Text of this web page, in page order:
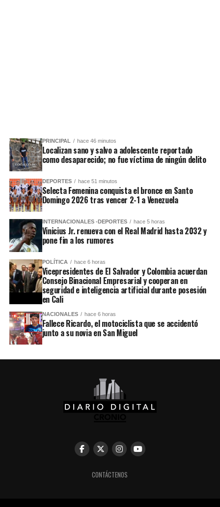
PRINCIPAL hace 46 minutos
Localizan sano y salvo a adolescente reportado
como desaparecido; no fue víctima de ningún delito
DEPORTES hace 51 minutos
Selecta Femenina conquista el bronce en Santo
Domingo 2026 tras vencer 2-1 a Venezuela
INTERNACIONALES -DEPORTES hace 5 horas
Vinicius Jr. renueva con el Real Madrid hasta 2032 y
pone fin a los rumores
POLÍTICA hace 6 horas
Vicepresidentes de El Salvador y Colombia acuerdan
Consejo Binacional Empresarial y cooperan en
seguridad e inteligencia artificial durante posesión
en Cali
NACIONALES hace 6 horas
Fallece Ricardo, el motociclista que se accidentó
junto a su novia en San Miguel
CONTÁCTENOS